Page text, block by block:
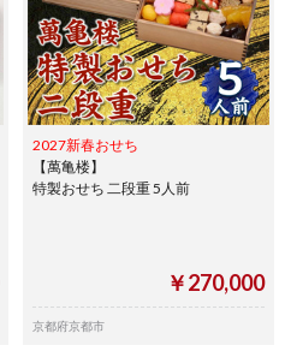
2027新春おせち
【萬亀楼】
特製おせち 二段重 5人前
￥270,000
京都府京都市